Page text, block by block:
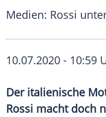
Medien: Rossi
10.07.2020 - 10:59
Der italienische
Rossi macht doch